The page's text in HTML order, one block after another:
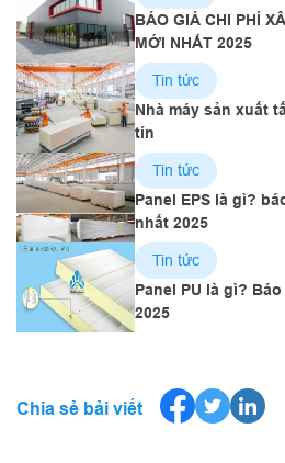
BÁO GIÁ CHI PHÍ
MỚI NHẤT 2025
Tin tức
Nhà máy sản xuất
tín
Tin tức
Panel EPS là gì?
nhất 2025
Tin tức
Panel PU là gì?
2025
Chia sẻ bải viết